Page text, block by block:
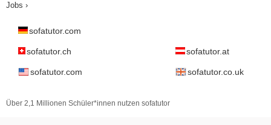
Jobs ›
sofatutor.com
sofatutor.ch sofatutor.at
sofatutor.com sofatutor.co.uk
Über 2,1 Millionen Schüler*innen nutzen sofatutor